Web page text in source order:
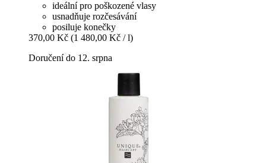
ideální pro poškozené vlasy
usnadňuje rozčesávání
posiluje konečky
370,00 Kč (1 480,00 Kč / l)
Doručení do 12. srpna